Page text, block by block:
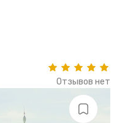
Отзывов нет